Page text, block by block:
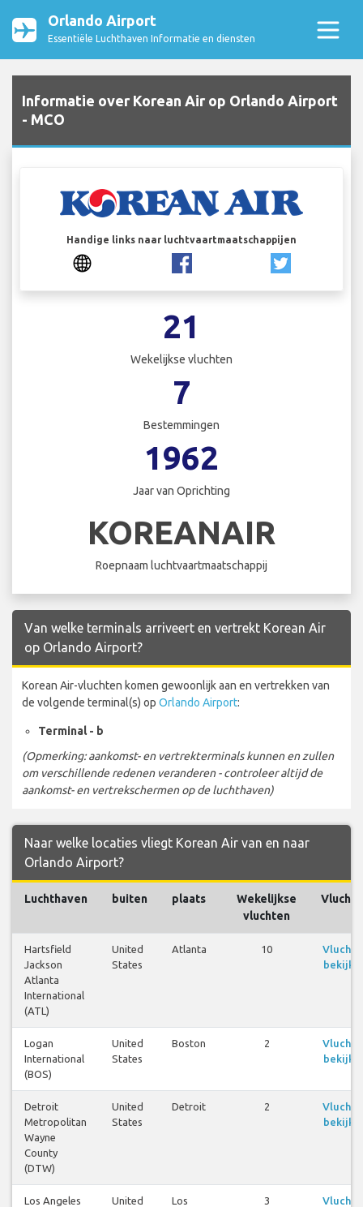
Orlando Airport
Essentiële Luchthaven Informatie en diensten
Informatie over Korean Air op Orlando Airport
- MCO
Handige links naar luchtvaartmaatschappijen
21
Wekelijkse vluchten
7
Bestemmingen
1962
Jaar van Oprichting
KOREANAIR
Roepnaam luchtvaartmaatschappij
Van welke terminals arriveert en vertrekt Korean Air
op Orlando Airport?
Korean Air-vluchten komen gewoonlijk aan en vertrekken van
de volgende terminal(s) op Orlando Airport:
Terminal - b
(Opmerking: aankomst- en vertrekterminals kunnen en zullen
om verschillende redenen veranderen - controleer altijd de
aankomst- en vertrekschermen op de luchthaven)
Naar welke locaties vliegt Korean Air van en naar
Orlando Airport?
Luchthaven buiten plaats
Wekelijkse
vluchten
Hartsfield
Jackson
Atlanta
International
(ATL)
United
States
Atlanta 10
Logan
International
(BOS)
United
States
Boston 2
Detroit
Metropolitan
Wayne
County
(DTW)
United
States
Detroit 2
Los Angeles
United
Los
3